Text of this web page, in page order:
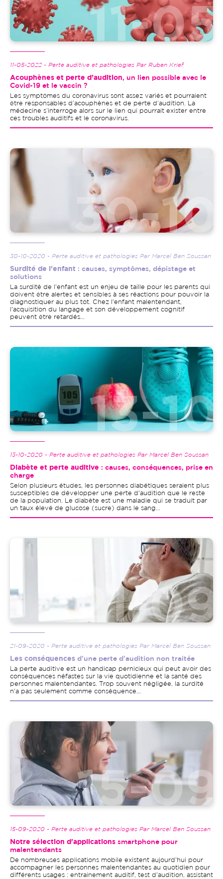
11-05-2022 - Perte auditive et pathologies Par Ruben Krief
Acouphènes et perte d’audition, un lien possible avec le
Covid-19 et le vaccin ?
Les symptômes du coronavirus sont assez variés et pourraient
être responsables d’acouphènes et de perte d’audition. La
médecine s’interroge alors sur le lien qui pourrait exister entre
ces troubles auditifs et le coronavirus.
Image
30-10-2020 - Perte auditive et pathologies Par Marcel Ben Soussan
Surdité de l'enfant : causes, symptômes, dépistage et
solutions
La surdité de l'enfant est un enjeu de taille pour les parents qui
doivent être alertes et sensibles à ses réactions pour pouvoir la
diagnostiquer au plus tôt. Chez l'enfant malentendant,
l'acquisition du langage et son développement cognitif
peuvent être retardés...
Image
13-10-2020 - Perte auditive et pathologies Par Marcel Ben Soussan
Diabète et perte auditive : causes, conséquences, prise en
charge
Selon plusieurs études, les personnes diabétiques seraient plus
susceptibles de développer une perte d'audition que le reste
de la population. Le diabète est une maladie qui se traduit par
un taux élevé de glucose (sucre) dans le sang...
21-09-2020 - Perte auditive et pathologies Par Marcel Ben Soussan
Les conséquences d'une perte d'audition non traitée
La perte auditive est un handicap pernicieux qui peut avoir des
conséquences néfastes sur la vie quotidienne et la santé des
personnes malentendantes. Trop souvent négligée, la surdité
n'a pas seulement comme conséquence...
Image
15-09-2020 - Perte auditive et pathologies Par Marcel Ben Soussan
Notre sélection d'applications smartphone pour
malentendants
De nombreuses applications mobile existent aujourd'hui pour
accompagner les personnes malentendantes au quotidien pour
différents usages : entrainement auditif, test d'audition, assistant